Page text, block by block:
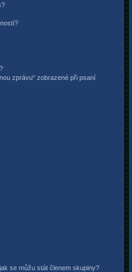
zprávu“ zobrazené při psaní
se můžu stát členem skupiny?